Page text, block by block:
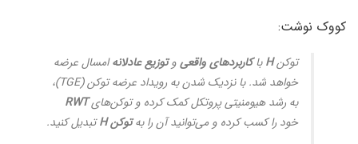
کووک نوشت:
توکنHباکاربردهای واقعیوتوزیع عادلانهامسال عرضه
خواهد شد. با نزدیک‌ شدن به رویداد عرضه توکن (TGE)،
به رشد هیومنیتی پروتکل کمک کرده و توکن‌هایRWT
خود را کسب کرده و می‌توانید آن‌ را بهتوکن H تبدیل کنید.